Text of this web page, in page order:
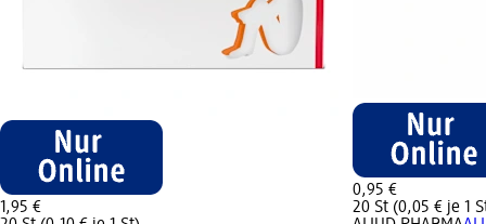
1,95 €
0,95 €
20 St (0,05 € je 1